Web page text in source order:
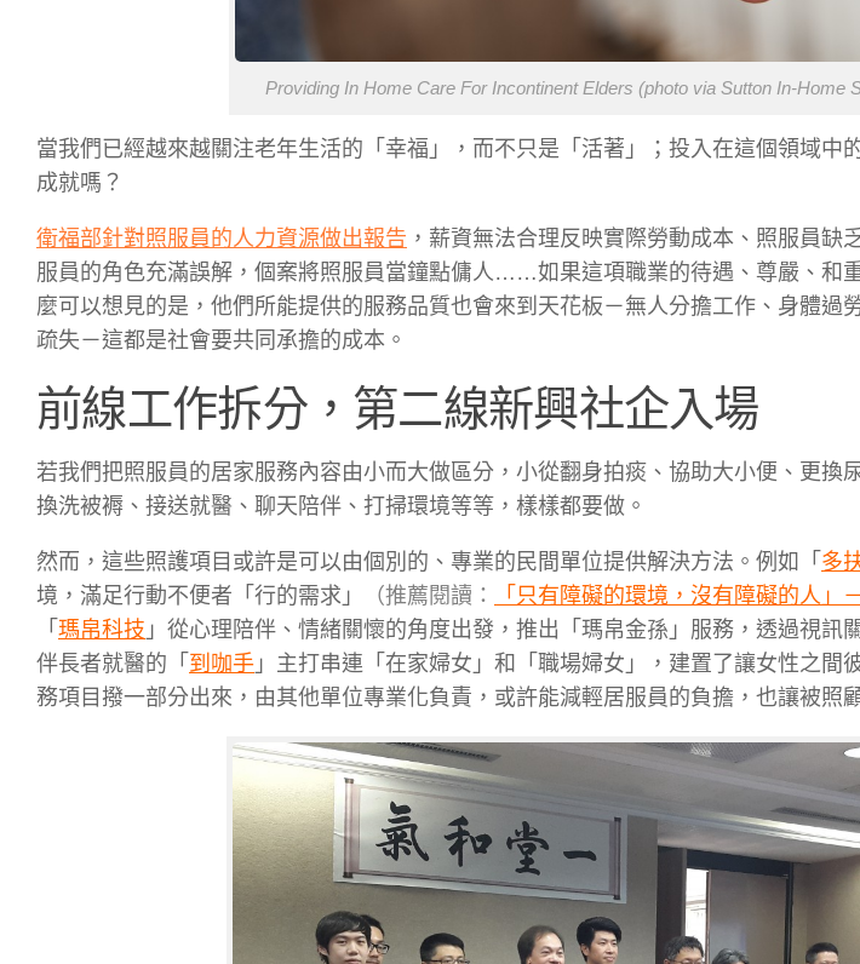
Providing In Home Care For Incontinent Elders (photo via Sutton In-Home
當我們已經越來越關注老年生活的「幸福」，而不只是「活著」；投入在這個領域中
成就嗎？
衛福部針對照服員的人力資源做出報告 ，薪資無法合理反映實際勞動成本、照服員缺
服員的角色充滿誤解，個案將照服員當鐘點傭人……如果這項職業的待遇、尊嚴、和
麼可以想見的是，他們所能提供的服務品質也會來到天花板－無人分擔工作、身體過
疏失－這都是社會要共同承擔的成本。
前線工作拆分，第二線新興社企入場
若我們把照服員的居家服務內容由小而大做區分，小從翻身拍痰、協助大小便、更換
換洗被褥、接送就醫、聊天陪伴、打掃環境等等，樣樣都要做。
然而，這些照護項目或許是可以由個別的、專業的民間單位提供解決方法。例如「 多
境，滿足行動不便者「行的需求」
（推薦閱讀： 「只有障礙的環境，沒有障礙的人」
「 瑪帛科技 」從心理陪伴、情緒關懷的角度出發，推出「瑪帛金孫」服務，透過視訊
伴長者就醫的「 到咖手 」主打串連「在家婦女」和「職場婦女」，建置了讓女性之間
務項目撥一部分出來，由其他單位專業化負責，或許能減輕居服員的負擔，也讓被照